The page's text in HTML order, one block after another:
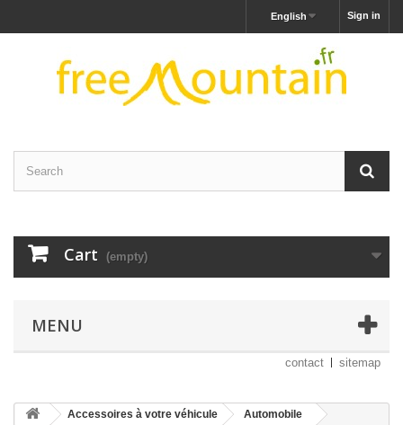
Sign in
English
Cart (empty)
MENU
contact sitemap
Accessoires à votre véhicule
Automobile